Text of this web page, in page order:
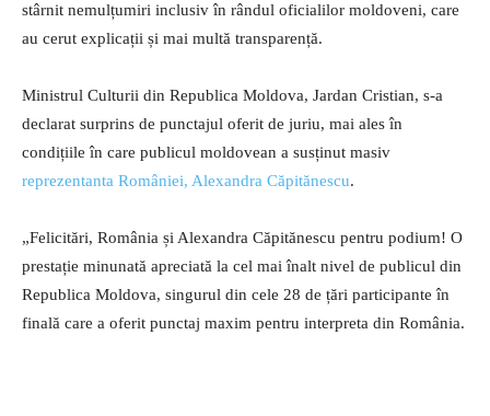
stârnit nemulțumiri inclusiv în rândul oficialilor moldoveni, care
au cerut explicații și mai multă transparență.
Ministrul Culturii din Republica Moldova, Jardan Cristian, s-a
declarat surprins de punctajul oferit de juriu, mai ales în
condițiile în care publicul moldovean a susținut masiv
reprezentanta României, Alexandra Căpitănescu.
„Felicitări, România și Alexandra Căpitănescu pentru podium! O
prestație minunată apreciată la cel mai înalt nivel de publicul din
Republica Moldova, singurul din cele 28 de țări participante în
finală care a oferit punctaj maxim pentru interpreta din România.